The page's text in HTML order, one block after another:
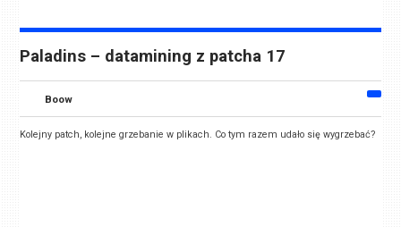
Paladins – datamining z patcha 17
Boow
Kolejny patch, kolejne grzebanie w plikach. Co tym razem udało się wygrzebać?